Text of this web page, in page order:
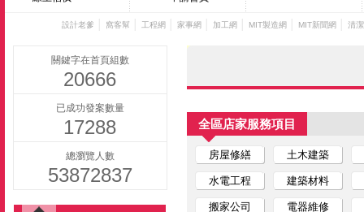
設計老爹 窩客幫 工程網 家事網 加工網 MIT製造網 MIT新聞網 清
關鍵字在首頁組數
20666
已成功發案數量
17288
總瀏覽人數
53872837
全區店家服務項目
房屋修繕 土木建築
水電工程 建築材料
搬家公司 電器維修